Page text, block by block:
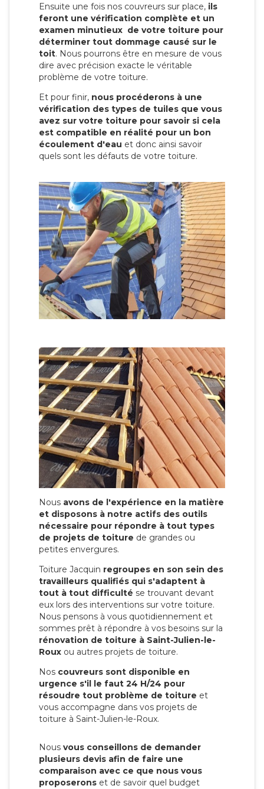
Ensuite une fois nos couvreurs sur place, ils
feront une vérification complète et un
examen minutieux de votre toiture pour
déterminer tout dommage causé sur le
toit. Nous pourrons être en mesure de vous
dire avec précision exacte le véritable
problème de votre toiture.
Et pour finir, nous procéderons à une
vérification des types de tuiles que vous
avez sur votre toiture pour savoir si cela
est compatible en réalité pour un bon
écoulement d'eau et donc ainsi savoir
quels sont les défauts de votre toiture.
Nous avons de l'expérience en la matière
et disposons à notre actifs des outils
nécessaire pour répondre à tout types
de projets de toiture de grandes ou
petites envergures.
Toiture Jacquin regroupes en son sein des
travailleurs qualifiés qui s'adaptent à
tout à tout difficulté se trouvant devant
eux lors des interventions sur votre toiture.
Nous pensons à vous quotidiennement et
sommes prêt à répondre à vos besoins sur la
rénovation de toiture à Saint-Julien-le-
Roux ou autres projets de toiture.
Nos couvreurs sont disponible en
urgence s'il le faut 24 H/24 pour
résoudre tout problème de toiture et
vous accompagne dans vos projets de
toiture à Saint-Julien-le-Roux.
Nous vous conseillons de demander
plusieurs devis afin de faire une
comparaison avec ce que nous vous
proposerons et de savoir quel budget